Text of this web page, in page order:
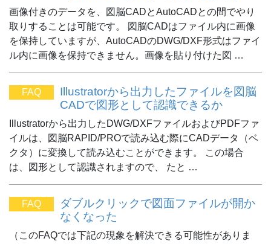
画像付きのデータを、図脳CADとAutoCADとの間でやり
取りすることは可能です。 図脳CADはファイル内に画像
を保持していますが、AutoCADのDWG/DXF形式はファイ
ル内に画像を保持できません。画像を貼り付けた図 …
FAQ
Illustratorから出力したファイルを図脳
CADで図形として認識できるか
Illustratorから出力したDWG/DXFファイルおよびPDFファ
イルは、図脳RAPID/PROで読み込む際にCADデータ（ベ
クタ）に変換して読み込むことができます。 この場合
は、図形として認識されますので、 たと …
FAQ
ダブルクリックで図面ファイルが開か
なくなった
（このFAQでは下記の現象を解決できる可能性がありま